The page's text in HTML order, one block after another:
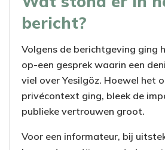
bericht?
Volgens de berichtgeving ging
op-een gesprek waarin een
viel over Yesilgöz. Hoewel het
privécontext ging, bleek de
publieke vertrouwen groot.
Voor een informateur, bij